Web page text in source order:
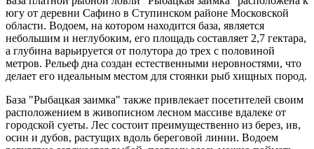
югу от деревни Сафино в Ступинском районе Московской
области. Водоем, на котором находится база, является
небольшим и неглубоким, его площадь составляет 2,7 гектара,
а глубина варьируется от полутора до трех с половиной
метров. Рельеф дна создан естественными неровностями, что
делает его идеальным местом для стоянки рыб хищных пород.
База "Рыбацкая заимка" также привлекает посетителей своим
расположением в живописном лесном массиве вдалеке от
городской суеты. Лес состоит преимущественно из берез, ив,
осин и дубов, растущих вдоль береговой линии. Водоем